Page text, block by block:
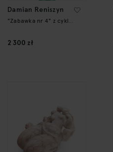
Damian Reniszyn
"Zabawka nr 4" z cyklu
2 300 zł